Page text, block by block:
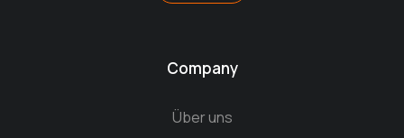
Company
Über uns